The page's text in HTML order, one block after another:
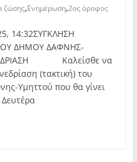
ζώσης,Ενημέρωση,2ος όροφος
14:32ΣΥΓΚΛΗΣΗ
ΔΗΜΟΥ ΔΑΦΝΗΣ-
Καλείσθε να
(τακτική) του
Υμηττού που θα γίνει